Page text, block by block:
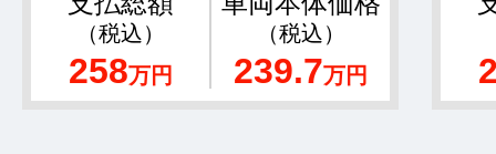
（税込）
258万円
（税込）
239.7万円